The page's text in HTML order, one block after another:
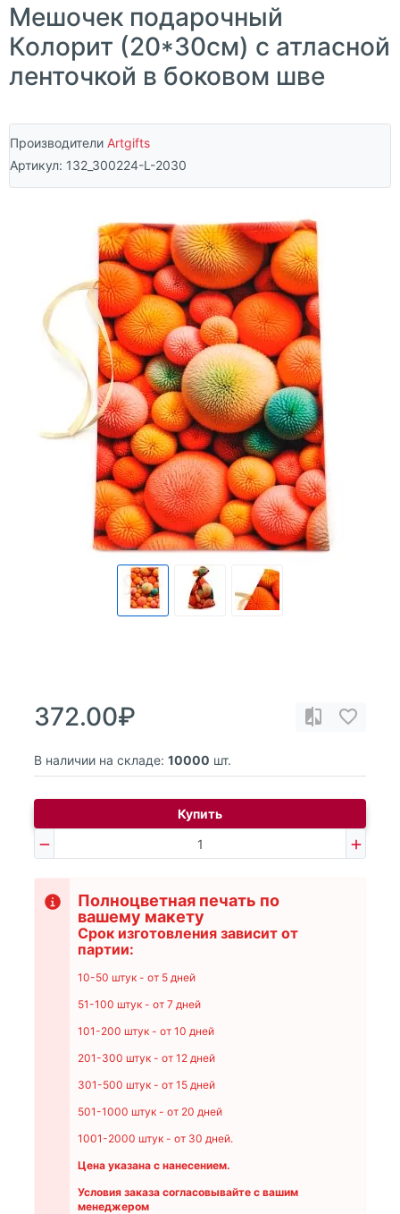
Мешочек подарочный
Колорит (20*30см) с атласной
ленточкой в боковом шве
Производители Artgifts
Артикул: 132_300224-L-2030
372.00₽
В наличии на складе: 10000 шт.
Купить
Полноцветная печать по
вашему макету
Срок изготовления зависит от
партии:
10-50 штук - от 5 дней
51-100 штук - от 7 дней
101-200 штук - от 10 дней
201-300 штук - от 12 дней
301-500 штук - от 15 дней
501-1000 штук - от 20 дней
1001-2000 штук - от 30 дней.
Цена указана с нанесением.
Условия заказа согласовывайте с вашим
менеджером